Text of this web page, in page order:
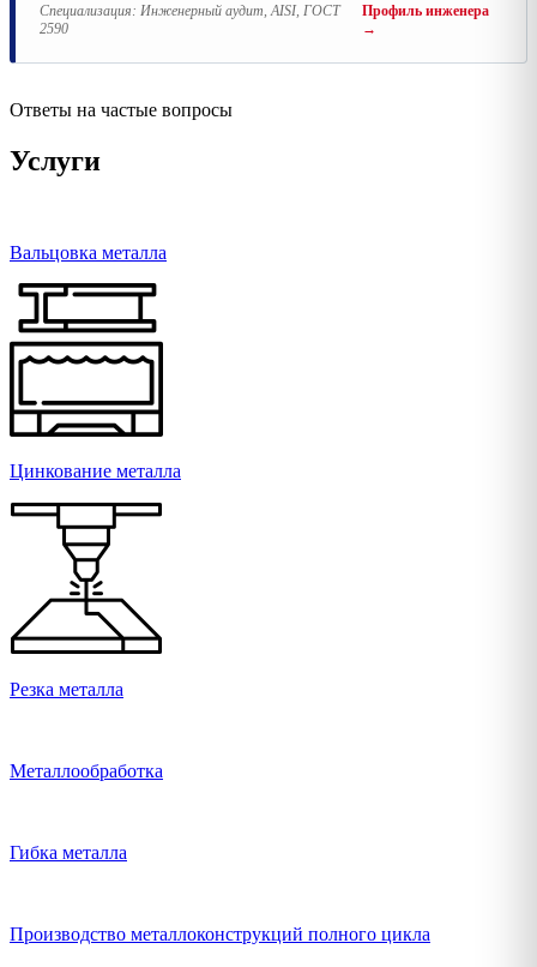
Специализация: Инженерный аудит, AISI, ГОСТ
2590
Профиль инженера
→
Ответы на частые вопросы
Услуги
Вальцовка металла
Цинкование металла
Резка металла
Металлообработка
Гибка металла
Производство металлоконструкций полного цикла